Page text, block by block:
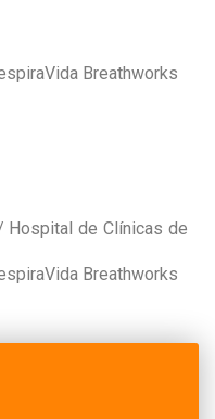
Breathworks
Hospital de Clínicas de
Breathworks